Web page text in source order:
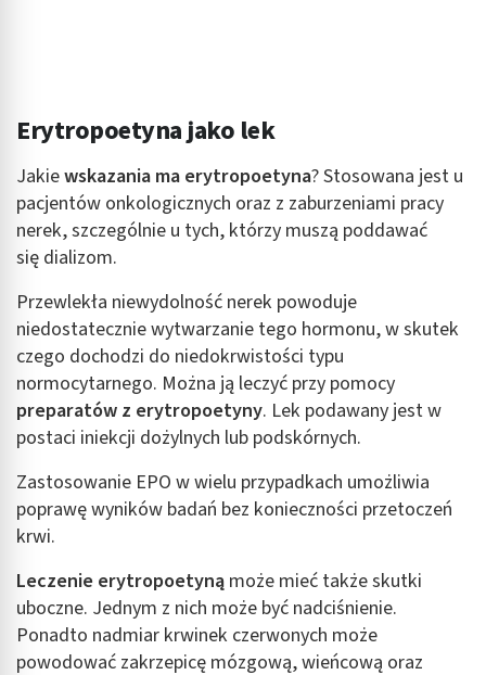
Erytropoetyna jako lek
Jakiewskazania ma erytropoetyna? Stosowana jest u
pacjentów onkologicznych oraz z zaburzeniami pracy
nerek, szczególnie u tych, którzy muszą poddawać
się dializom.
Przewlekła niewydolność nerek powoduje
niedostatecznie wytwarzanie tego hormonu, w skutek
czego dochodzi do niedokrwistości typu
normocytarnego. Można ją leczyć przy pomocy
preparatów z erytropoetyny. Lek podawany jest w
postaci iniekcji dożylnych lub podskórnych.
Zastosowanie EPO w wielu przypadkach umożliwia
poprawę wyników badań bez konieczności przetoczeń
krwi.
Leczenie erytropoetyną może mieć także skutki
uboczne. Jednym z nich może być nadciśnienie.
Ponadto nadmiar krwinek czerwonych może
powodować zakrzepicę mózgową, wieńcową oraz